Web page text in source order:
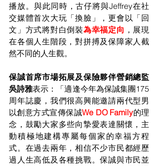
播放。與此同時，古仔將與Jeffrey在社
交媒體首次大玩「換臉」，更會以「回
文」方式將對白倒裝為幸福定向 ，展現
在各個人生階段，對拼搏及保障家人截
然不同的人生觀。
保誠首席市場拓展及保險夥伴營銷總監
吳詩雅表示：「適逢今年為保誠集團175
周年誌慶，我們很高興能邀請兩代型男
以創意方式宣傳保誠We DO Family的理
念，鼓勵大家多些向摯愛表達關懷，主
動積極地建構專屬每個家的幸福方程
式。在過去兩年，相信不少市民都經歷
過人生高低及各種挑戰。保誠與市民並